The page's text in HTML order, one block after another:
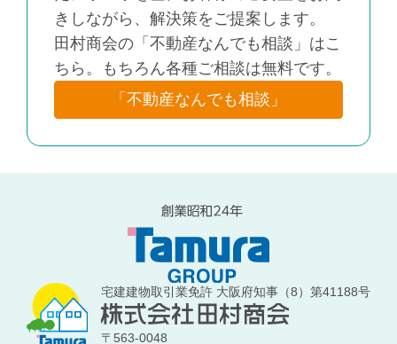
きしながら、解決策をご提案します。
田村商会の「不動産なんでも相談」はこ
ちら。もちろん各種ご相談は無料です。
「不動産なんでも相談」
宅建建物取引業免許 大阪府知事（8）第41188号
〒563-0048